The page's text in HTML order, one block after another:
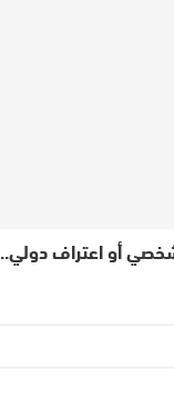
أو اعتراف دولي..